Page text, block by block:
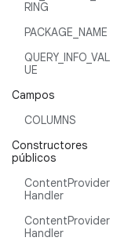
RING
PACKAGE_NAME
QUERY_INFO_VAL
UE
Campos
COLUMNS
Constructores
públicos
ContentProvider
Handler
ContentProvider
Handler